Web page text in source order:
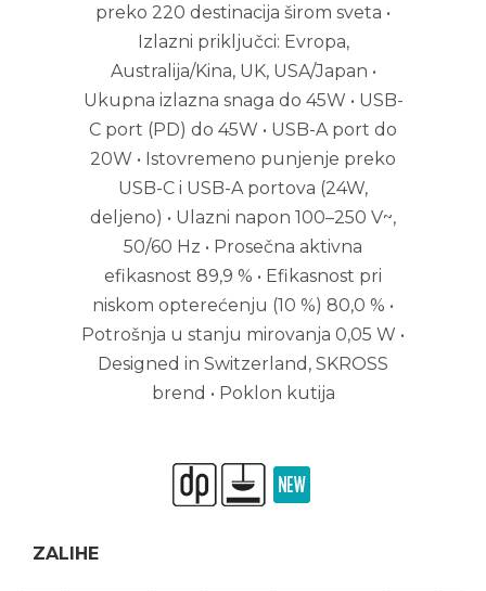
preko 220 destinacija širom sveta •
Izlazni priključci: Evropa,
Australija/Kina, UK, USA/Japan •
Ukupna izlazna snaga do 45W • USB-
C port (PD) do 45W • USB-A port do
20W • Istovremeno punjenje preko
USB-C i USB-A portova (24W,
deljeno) • Ulazni napon 100–250 V~,
50/60 Hz • Prosečna aktivna
efikasnost 89,9 % • Efikasnost pri
niskom opterećenju (10 %) 80,0 % •
Potrošnja u stanju mirovanja 0,05 W •
Designed in Switzerland, SKROSS
brend • Poklon kutija
ZALIHE